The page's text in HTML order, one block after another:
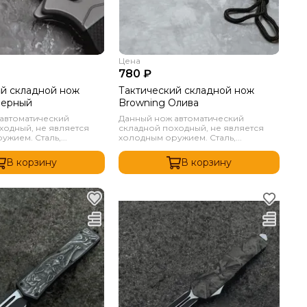
складной нож
не является
Сталь,...
В корзину
Цена
780 ₽
Тактический складной нож
Browning Олива
Данный нож автоматический
складной походный, не является
холодным оружием. Сталь,...
В корзину